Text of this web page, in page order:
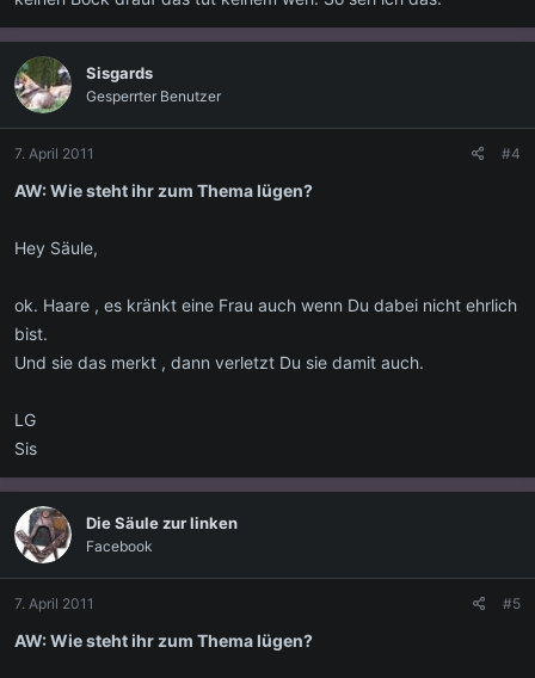
Sisgards
Gesperrter Benutzer
7. April 2011 #4
AW: Wie steht ihr zum Thema lügen?
Hey Säule,
ok. Haare , es kränkt eine Frau auch wenn Du dabei nicht ehrlich
bist.
Und sie das merkt , dann verletzt Du sie damit auch.
LG
Sis
Die Säule zur linken
Facebook
7. April 2011 #5
AW: Wie steht ihr zum Thema lügen?